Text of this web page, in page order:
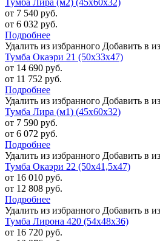
Тумба Лира (м2) (45х60х32)
от 7 540 руб.
от 6 032 руб.
Подробнее
Удалить из избранного Добавить в
Тумба Окаэри 21 (50х33х47)
от 14 690 руб.
от 11 752 руб.
Подробнее
Удалить из избранного Добавить в
Тумба Лира (м1) (45х60х32)
от 7 590 руб.
от 6 072 руб.
Подробнее
Удалить из избранного Добавить в
Тумба Окаэри 22 (50х41,5х47)
от 16 010 руб.
от 12 808 руб.
Подробнее
Удалить из избранного Добавить в
Тумба Лирона 420 (54х48х36)
от 16 720 руб.